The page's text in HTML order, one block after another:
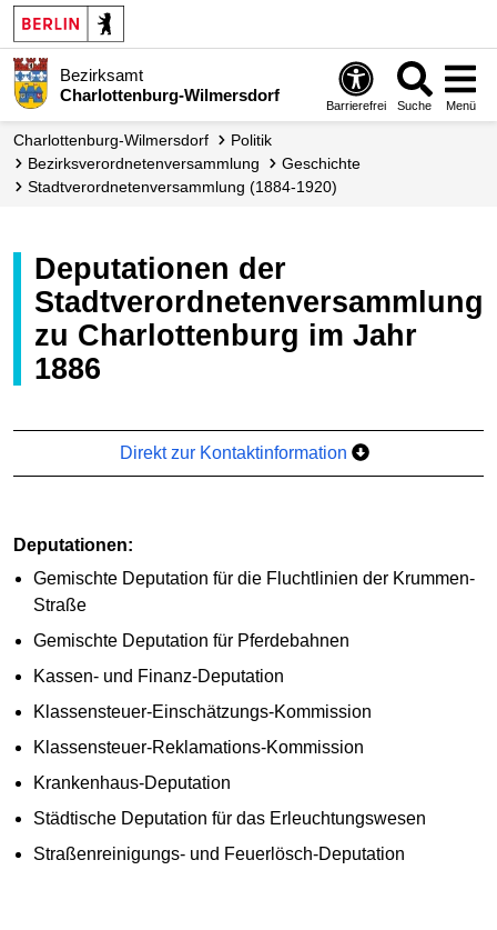
Bezirksamt
Charlottenburg-Wilmersdorf
Barrierefrei Suche Menü
Charlottenburg-Wilmersdorf
Politik
Bezirks­verordneten­versammlung
Geschichte
Stadtverordnetenversammlung (1884-1920)
Deputationen der
Stadtverordnetenversammlung
zu Charlottenburg im Jahr
1886
Direkt zur Kontaktinformation
Deputationen:
Gemischte Deputation für die Fluchtlinien der Krummen-
Straße
Gemischte Deputation für Pferdebahnen
Kassen- und Finanz-Deputation
Klassensteuer-Einschätzungs-Kommission
Klassensteuer-Reklamations-Kommission
Krankenhaus-Deputation
Städtische Deputation für das Erleuchtungswesen
Straßenreinigungs- und Feuerlösch-Deputation